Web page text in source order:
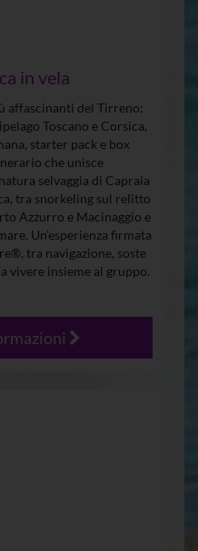
in vela
affascinanti del Tirreno:
Toscano e Corsica,
starter pack e box
che unisce
natura selvaggia di Capraia
tra snorkeling sul relitto
Azzurro e Macinaggio e
Un’esperienza firmata
tra navigazione, soste
vivere insieme al gruppo.